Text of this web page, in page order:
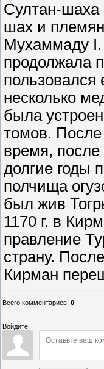
Султан-шаха
шах и
Мухаммаду I.
продолжала
несколько
была
томов.
время, после
долгие годы
полчища
был жив
1170 г. в
правление
страну.
Кирман
Всего комментариев: 0
Войдите: